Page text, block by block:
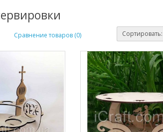
Сравнение товаров (0) Сортировать: